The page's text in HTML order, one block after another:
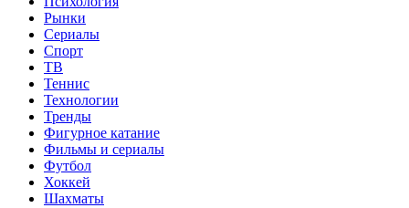
Рынки
Сериалы
Спорт
ТВ
Теннис
Технологии
Тренды
Фигурное катание
Фильмы и сериалы
Футбол
Хоккей
Шахматы